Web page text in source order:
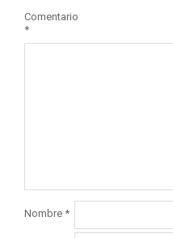
Comentario
*
Nombre *